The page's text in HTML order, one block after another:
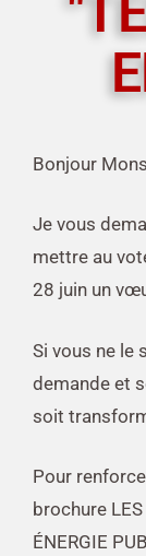
Bonjour
Je vous
mettre au
28 juin un
Si vous ne le
demande et
soit
Pour
brochure LES
ÉNERGIE